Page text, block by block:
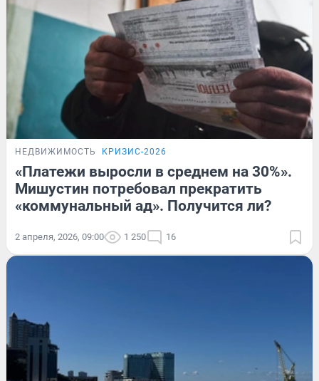
НЕДВИЖИМОСТЬ КРИЗИС-2026
«Платежи выросли в среднем на 30%».
Мишустин потребовал прекратить
«коммунальный ад». Получится ли?
2 апреля, 2026, 09:00 1 250 16